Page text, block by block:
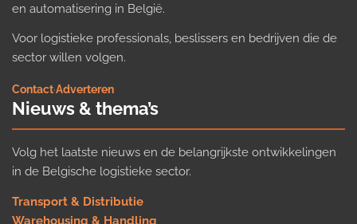
en automatisering in België.
Voor logistieke professionals, beslissers en bedrijven die de
sector willen volgen.
Contact·Adverteren
Nieuws & thema’s
Volg het laatste nieuws en de belangrijkste ontwikkelingen
in de Belgische logistieke sector.
Transport & Distributie
Warehousing & Handling